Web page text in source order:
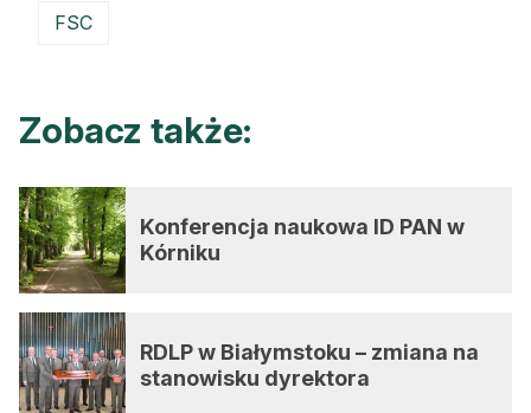
FSC
Zobacz także:
Konferencja naukowa ID PAN w
Kórniku
RDLP w Białymstoku – zmiana na
stanowisku dyrektora